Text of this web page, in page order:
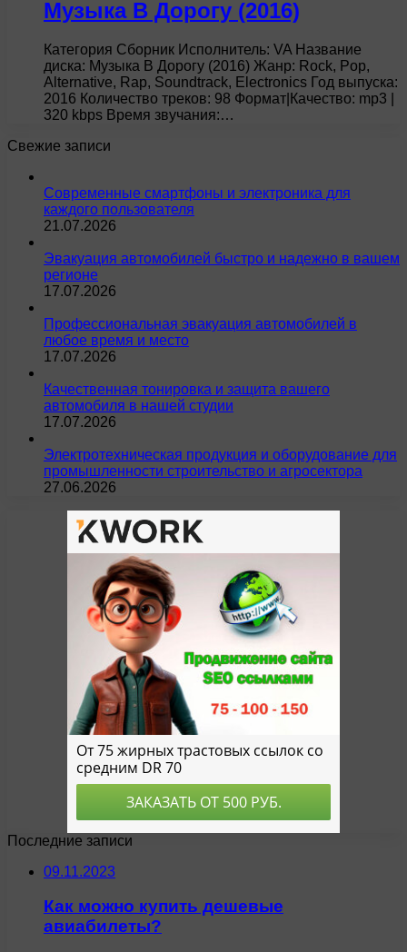
Музыка В Дорогу (2016)
Категория Сборник Исполнитель: VA Название
диска: Музыка В Дорогу (2016) Жанр: Rock, Pop,
Alternative, Rap, Soundtrack, Electronics Год выпуска:
2016 Количество треков: 98 Формат|Качество: mp3 |
320 kbps Время звучания:…
Свежие записи
Современные смартфоны и электроника для
каждого пользователя
21.07.2026
Эвакуация автомобилей быстро и надежно в вашем
регионе
17.07.2026
Профессиональная эвакуация автомобилей в
любое время и место
17.07.2026
Качественная тонировка и защита вашего
автомобиля в нашей студии
17.07.2026
Электротехническая продукция и оборудование для
промышленности строительство и агросектора
27.06.2026
Последние записи
09.11.2023
Как можно купить дешевые
авиабилеты?